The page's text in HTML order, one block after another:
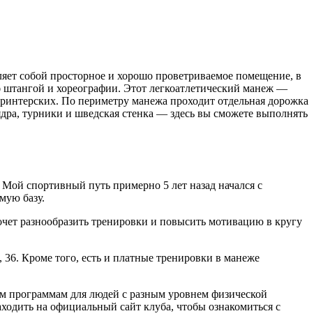
собой просторное и хорошо проветриваемое помещение, в
и хореографии. Этот легкоатлетический манеж —
По периметру манежа проходит отдельная дорожка
турники и шведская стенка — здесь вы сможете выполнять
спортивный путь примерно 5 лет назад начался с
базу.
разнообразить тренировки и повысить мотивацию в кругу
Кроме того, есть и платные тренировки в манеже
для людей с разным уровнем физической
на официальный сайт клуба, чтобы ознакомиться с